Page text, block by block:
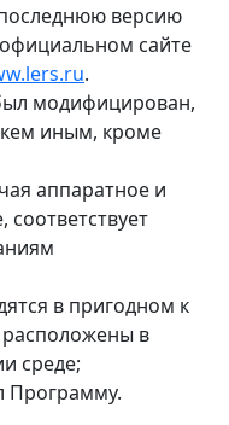
версию
сайте
.
модифицирован,
иным, кроме
аппаратное и
в пригодном к
расположены в
среде;
Программу.